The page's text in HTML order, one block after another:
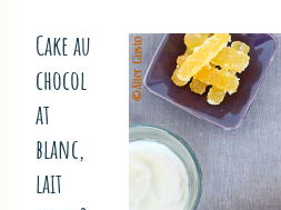
Cake au
chocol
at
blanc,
lait